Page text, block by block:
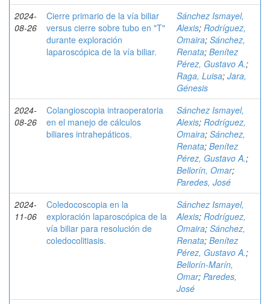
2024-
08-26
Cierre primario de la vía biliar
versus cierre sobre tubo en "T"
durante exploración
laparoscópica de la vía biliar.
Sánchez Ismayel,
Alexis; Rodríguez,
Omaira; Sánchez,
Renata; Benítez
Pérez, Gustavo A.;
Raga, Luisa; Jara,
Génesis
2024-
08-26
Colangioscopia intraoperatoria
en el manejo de cálculos
biliares intrahepáticos.
Sánchez Ismayel,
Alexis; Rodríguez,
Omaira; Sánchez,
Renata; Benítez
Pérez, Gustavo A.;
Bellorín, Omar;
Paredes, José
2024-
11-06
Coledocoscopia en la
exploración laparoscópica de la
vía biliar para resolución de
coledocolitiasis.
Sánchez Ismayel,
Alexis; Rodríguez,
Omaira; Sánchez,
Renata; Benítez
Pérez, Gustavo A.;
Bellorín-Marín,
Omar; Paredes,
José